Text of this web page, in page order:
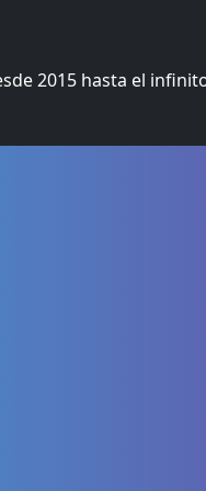
2015 hasta el infinito.